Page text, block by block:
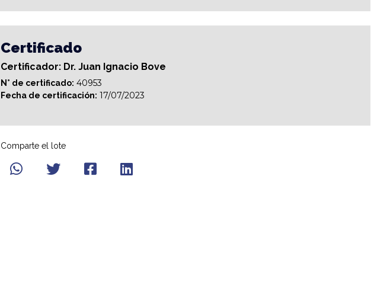
Certificado
Certificador: Dr. Juan Ignacio Bove
N° de certificado: 40953
Fecha de certificación: 17/07/2023
Comparte el lote